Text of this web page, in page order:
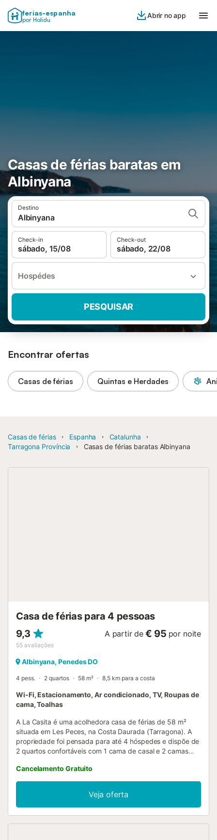
ferias-espanha
por Holidu
Abrir no app
Casas de férias baratas em
Albinyana
Destino
Albinyana
Check-in
sábado, 15/08
Check-out
sábado, 22/08
Hospédes
PESQUISAR
Encontrar ofertas
Casas de férias Quintas e Herdades
Casas de férias Espanha
Catalunha
Tarragona Província
Casas de férias baratas Albinyana
Casa de férias para 4 pessoas
9,3
55 avaliações
A partir de € 95 por noite
Albinyana, Penedes DO
4 pess. 2 quartos 58 m² 8,5 km para a costa
Wi-Fi, Estacionamento, Ar condicionado, TV, Roupas de
cama, Toalhas
A La Casita é uma acolhedora casa de férias de 58 m²
situada em Les Peces, na Costa Daurada (Tarragona). A
propriedade foi pensada para até 4 hóspedes e dispõe de
2 quartos confortáveis com 1 cama de casal e 2 camas
ambiente calmo e familiar torna este local ideal para
relaxar, com fácil acesso às praias e às vilas encantadoras
da Costa Daurada, a poucos minutos de distância.
REGRAS IMPORTANTES: - Idade mínima: 25 anos. Não são
aceites grupos compostos apenas por menores de 25
Cancelamento Gratuito
Veja oferta